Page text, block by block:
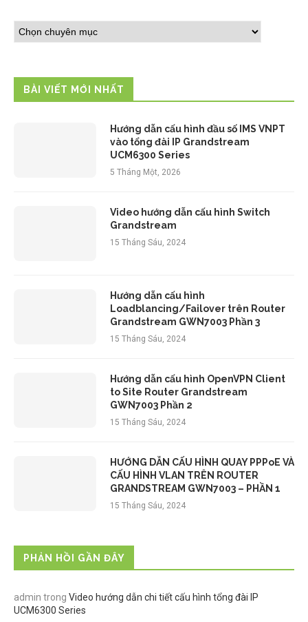
BÀI VIẾT MỚI NHẤT
Hướng dẫn cấu hình đầu số IMS VNPT
vào tổng đài IP Grandstream
UCM6300 Series
5 Tháng Một, 2026
Video hướng dẫn cấu hình Switch
Grandstream
15 Tháng Sáu, 2024
Hướng dẫn cấu hình
Loadblancing/Failover trên Router
Grandstream GWN7003 Phần 3
15 Tháng Sáu, 2024
Hướng dẫn cấu hình OpenVPN Client
to Site Router Grandstream
GWN7003 Phần 2
15 Tháng Sáu, 2024
HƯỚNG DẪN CẤU HÌNH QUAY PPPoE VÀ
CẤU HÌNH VLAN TRÊN ROUTER
GRANDSTREAM GWN7003 – PHẦN 1
15 Tháng Sáu, 2024
PHẢN HỒI GẦN ĐÂY
admin trong Video hướng dẫn chi tiết cấu hình tổng đài IP
UCM6300 Series